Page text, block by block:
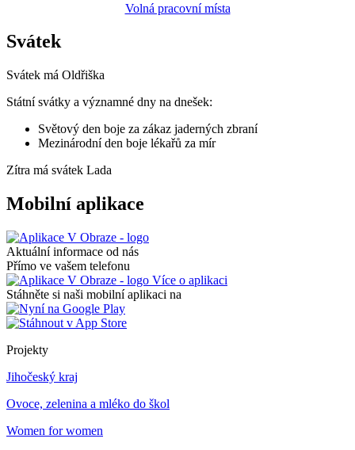
Volná pracovní místa
Svátek
Svátek má Oldřiška
Státní svátky a významné dny na dnešek:
Světový den boje za zákaz jaderných zbraní
Mezinárodní den boje lékařů za mír
Zítra má svátek Lada
Mobilní aplikace
Aktuální informace od nás
Přímo ve vašem telefonu
Více o aplikaci
Stáhněte si naši mobilní aplikaci na
Projekty
Jihočeský kraj
Ovoce, zelenina a mléko do škol
Women for women